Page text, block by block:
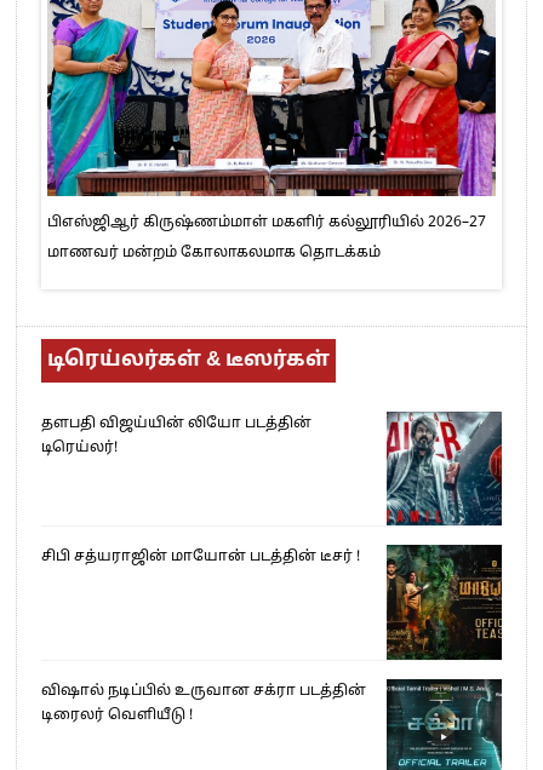
பிஎஸ்ஜிஆர் கிருஷ்ணம்மாள் மகளிர் கல்லூரியில் 2026–27
மாணவர் மன்றம் கோலாகலமாக தொடக்கம்
டிரெய்லர்கள் & டீஸர்கள்
தளபதி விஜய்யின் லியோ படத்தின்
டிரெய்லர்!
சிபி சத்யராஜின் மாயோன் படத்தின் டீசர் !
விஷால் நடிப்பில் உருவான சக்ரா படத்தின்
டிரைலர் வெளியீடு !